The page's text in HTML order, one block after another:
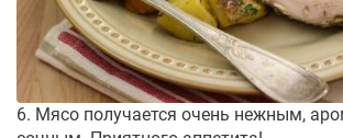
6. Мясо получается очень нежным,